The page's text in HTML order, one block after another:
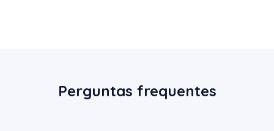
Perguntas frequentes